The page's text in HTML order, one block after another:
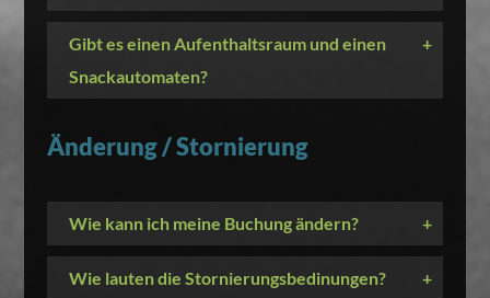
Gibt es einen Aufenthaltsraum und einen
Snackautomaten?
+
Änderung / Stornierung
Wie kann ich meine Buchung ändern? +
Wie lauten die Stornierungsbedinungen? +